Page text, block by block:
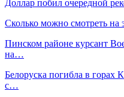
Доллар побил очередной
Сколько можно смотреть на
Пинском районе курсант
на…
Белоруска погибла в горах
с…